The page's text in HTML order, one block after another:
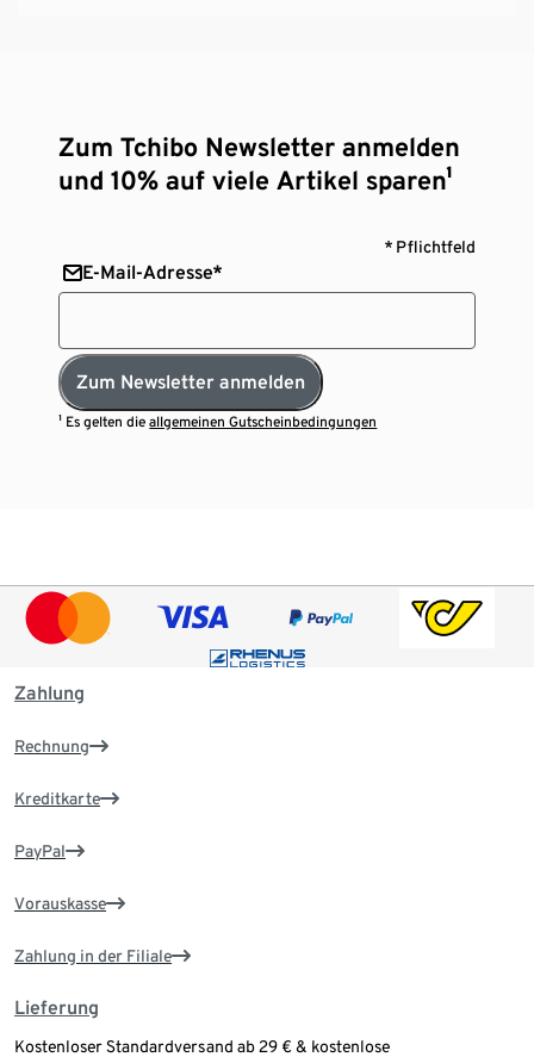
Zum Tchibo Newsletter anmelden
und 10% auf viele Artikel sparen¹
* Pflichtfeld
E-Mail-Adresse*
Zum Newsletter anmelden
¹ Es gelten dieallgemeinen Gutscheinbedingungen
Zahlung
Rechnung
Kreditkarte
PayPal
Vorauskasse
Zahlung in der Filiale
Lieferung
Kostenloser Standardversand ab 29 € & kostenlose